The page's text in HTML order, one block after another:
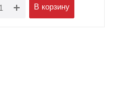
В корзину